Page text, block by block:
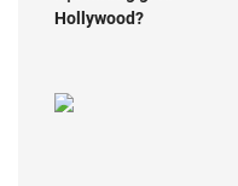
Hollywood?